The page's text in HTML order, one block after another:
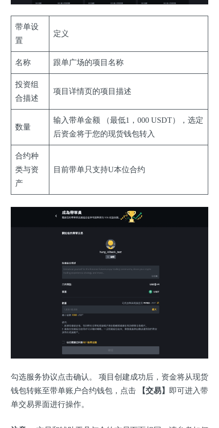
带单设
置
定义
名称 跟单广场的项目名称
投资组
合描述
项目详情页的项目描述
数量
输入带单金额 （最低1，000 USDT），选定
后资金将于您的现货钱包转入
合约种
类与资
产
目前带单只支持U本位合约
勾选服务协议点击确认。 项目创建成功后，资金将从现货
钱包转账至带单账户合约钱包，点击
【交易】 即可进入带
单交易界面进行操作。